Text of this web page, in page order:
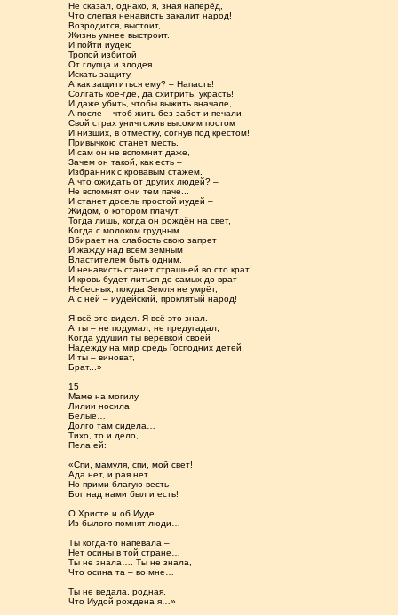
Не сказал, однако, я, зная наперёд,
Что слепая ненависть закалит народ!
Возродится, выстоит,
Жизнь умнее выстроит.
И пойти иудею
Тропой избитой
От глупца и злодея
Искать защиту.
А как защититься ему? – Напасть!
Солгать кое-где, да схитрить, украсть!
И даже убить, чтобы выжить вначале,
А после – чтоб жить без забот и печали,
Свой страх уничтожив высоким постом
И низших, в отместку, согнув под крестом!
Привычкою станет месть.
И сам он не вспомнит даже,
Зачем он такой, как есть –
Избранник с кровавым стажем.
А что ожидать от других людей? –
Не вспомнят они тем паче...
И станет досель простой иудей –
Жидом, о котором плачут
Тогда лишь, когда он рождён на свет,
Когда с молоком грудным
Вбирает на слабость свою запрет
И жажду над всем земным
Властителем быть одним.
И ненависть станет страшней во сто крат!
И кровь будет литься до самых до врат
Небесных, покуда Земля не умрёт,
А с ней – иудейский, проклятый народ!
Я всё это видел. Я всё это знал.
А ты – не подумал, не предугадал,
Когда удушил ты верёвкой своей
Надежду на мир средь Господних детей.
И ты – виноват,
Брат...»
15
Маме на могилу
Лилии носила
Белые…
Долго там сидела…
Тихо, то и дело,
Пела ей:
«Спи, мамуля, спи, мой свет!
Ада нет, и рая нет…
Но прими благую весть –
Бог над нами был и есть!
О Христе и об Иуде
Из былого помнят люди…
Ты когда-то напевала –
Нет осины в той стране…
Ты не знала…. Ты не знала,
Что осина та – во мне…
Ты не ведала, родная,
Что Иудой рождена я…»